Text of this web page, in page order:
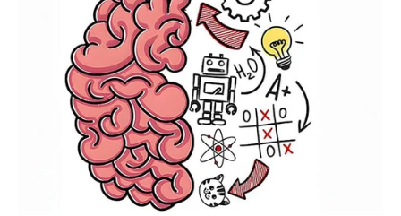
Lavovi bi mogli imati utisak da ih život namjerno vraća na
mjesto gdje je jedna važna priča stala.
Moguće je da ćete iznenada sresti osobu koju dugo niste
vidjeli ili da ćete dobiti poruku koja vas ostavlja bez riječi.
Poruka srca
Ponekad druga šansa vrijedi više od prve.